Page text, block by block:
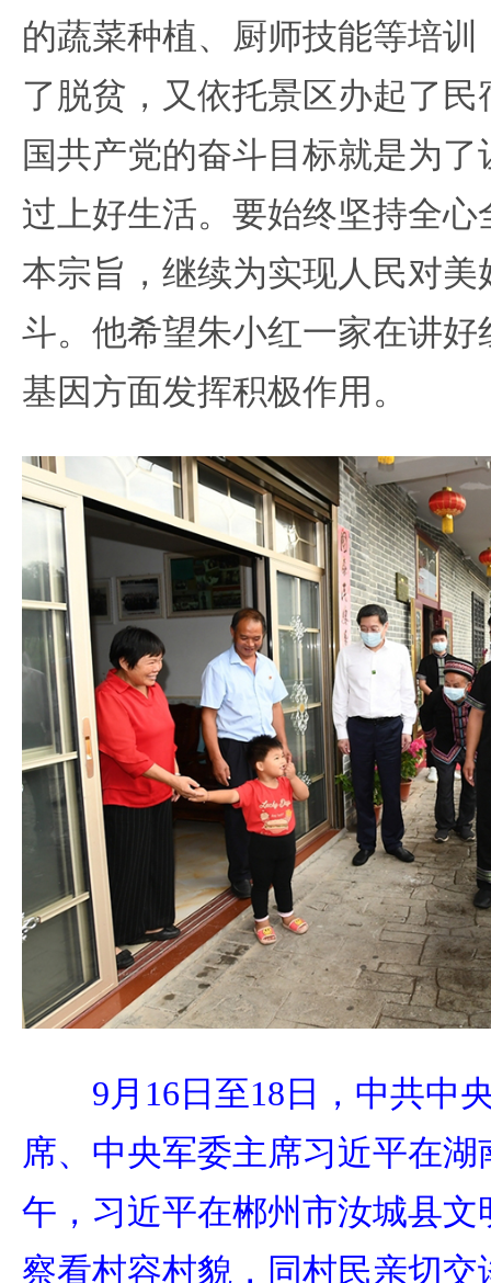
的蔬菜种植、厨师技能等培
了脱贫，又依托景区办起了
国共产党的奋斗目标就是为
过上好生活。要始终坚持全
本宗旨，继续为实现人民对
斗。他希望朱小红一家在讲
基因方面发挥积极作用。
9月16日至18日，中共中
席、中央军委主席习近平在
午，习近平在郴州市汝城县
察看村容村貌，同村民亲切